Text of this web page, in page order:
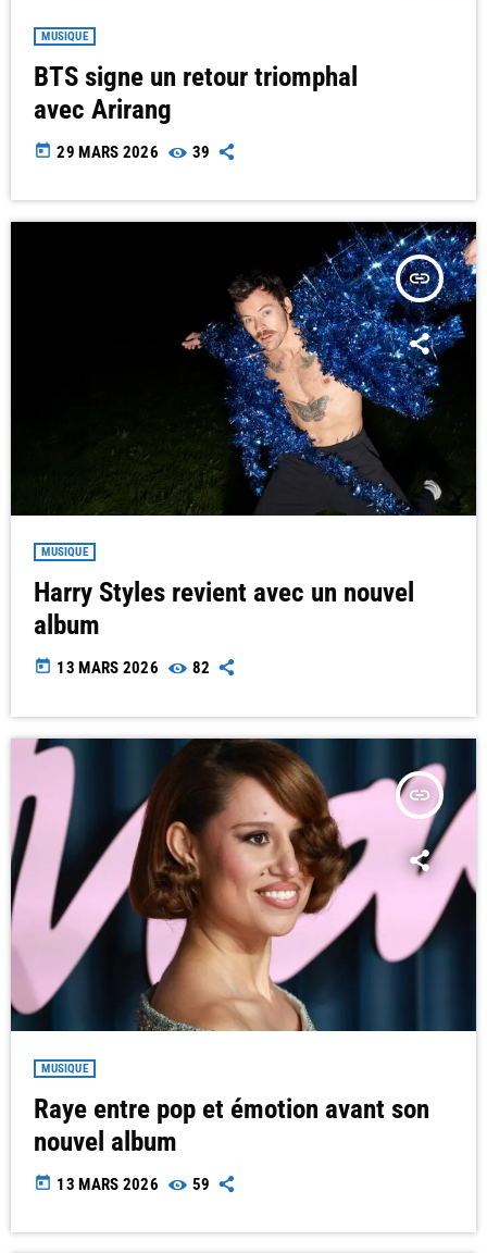
MUSIQUE
BTS signe un retour triomphal
avec Arirang
today 29 MARS 2026 39
insert_link
MUSIQUE
Harry Styles revient avec un nouvel
album
today 13 MARS 2026 82
insert_link
MUSIQUE
Raye entre pop et émotion avant son
nouvel album
today 13 MARS 2026 59